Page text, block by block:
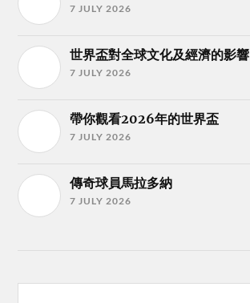
7 JULY 2026
世界盃對全球文化及經濟的影響
7 JULY 2026
帶你觀看2026年的世界盃
7 JULY 2026
傳奇球員馬拉多納
7 JULY 2026